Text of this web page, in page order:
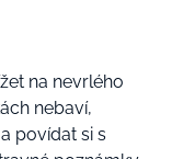
na nevrlého
nebaví,
povídat si s